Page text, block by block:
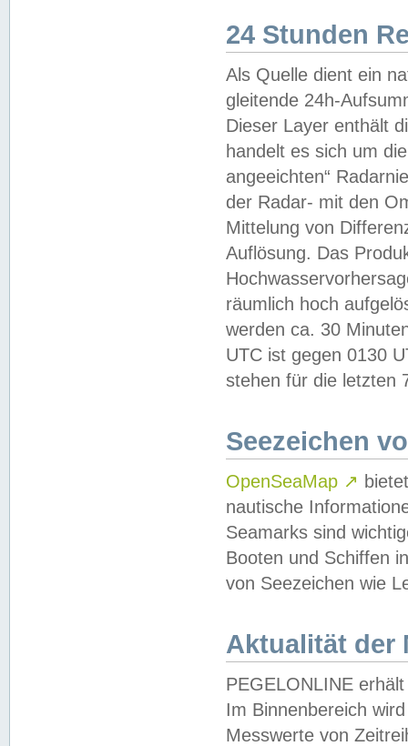
24 Stunden
Als Quelle dient ein
gleitende 24h-
Dieser Layer enthält
handelt es sich um
angeeichten“
der Radar- mit den
Mittelung von
Auflösung. Das
räumlich hoch
werden ca. 30
UTC ist gegen 0130
stehen für die letzten
Seezeichen
OpenSeaMap ↗
nautische
Seamarks sind
Booten und Schiffen
von Seezeichen wie
Aktualität der
PEGELONLINE
Im Binnenbereich
Messwerte von